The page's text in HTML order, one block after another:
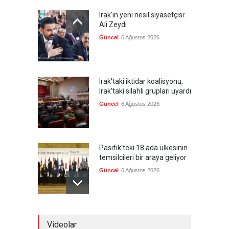
Irak'ın yeni nesil siyasetçisi:
Ali Zeydi
Güncel 6 Ağustos 2026
Irak'taki iktidar koalisyonu,
Irak'taki silahlı grupları uyardı
Güncel 6 Ağustos 2026
Pasifik'teki 18 ada ülkesinin
temsilcileri bir araya geliyor
Güncel 6 Ağustos 2026
Videolar